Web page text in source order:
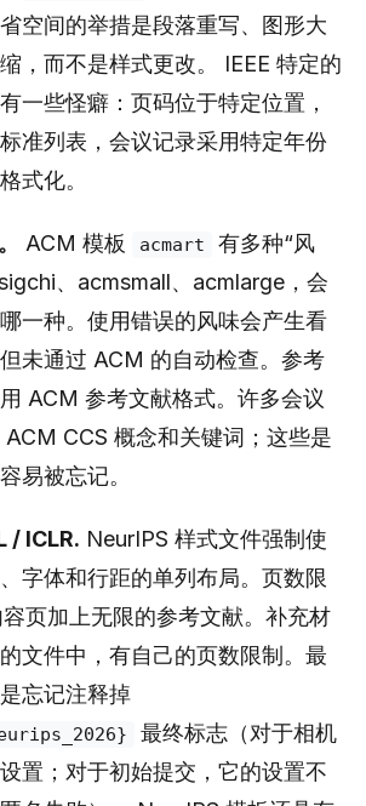
空间的举措是段落重写、图形大
，而不是样式更改。 IEEE 特定的
一些怪癖：页码位于特定位置，
准列表，会议记录采用特定年份
式化。
ACM 模板 acmart
有多种“风
、acmsmall、acmlarge，会
一种。使用错误的风味会产生看
未通过 ACM 的自动检查。参考
ACM 参考文献格式。许多会议
CCS 概念和关键词；这些是
易被忘记。
/ ICLR. NeurIPS 样式文件强制使
字体和行距的单列布局。页数限
页加上无限的参考文献。补充材
文件中，有自己的页数限制。最
忘记注释掉
最终标志（对于相机
置；对于初始提交，它的设置不